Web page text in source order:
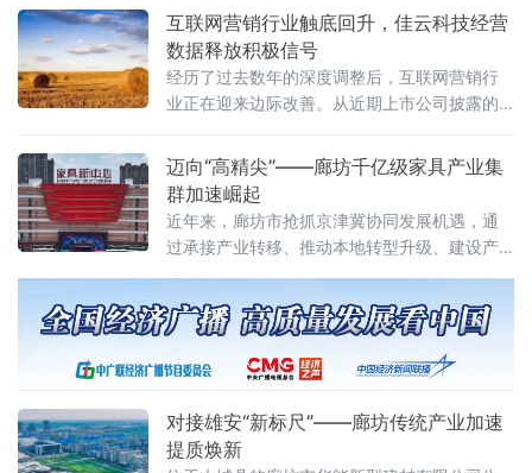
球发展倡议下的青年担当：创辩启新 绿筑未
来"为主题，由全国双碳行业产教融合共同体主
办，中华环保联合会青少年环境友好行动委员
会与Y-CLAP青年气候领袖培养计划（Youth
Climate Leadership Action Program）联合主
互联网营销行业触底回升，佳云科技经营
数据释放积极信号
经历了过去数年的深度调整后，互联网营销行
业正在迎来边际改善。从近期上市公司披露的
势明显，行业整体正从"价格战"向"价值竞争"转
型。
迈向“高精尖”——廊坊千亿级家具产业集
群加速崛起
近年来，廊坊市抢抓京津冀协同发展机遇，通
过承接产业转移、推动本地转型升级、建设产
化，逐步形成香河智慧家居、霸州特色定制家
具、大城红木文化、文安绿色低碳建材四大产
对接雄安“新标尺”——廊坊传统产业加速
提质焕新